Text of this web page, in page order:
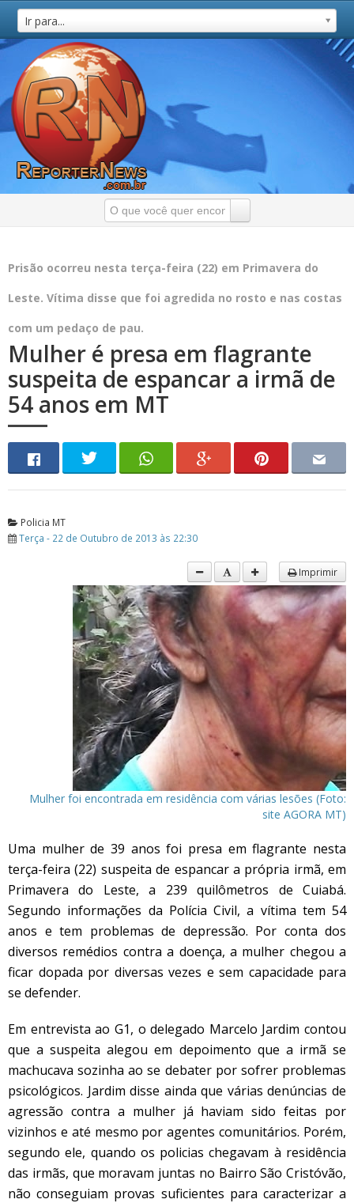
Ir para...
Prisão ocorreu nesta terça-feira (22) em Primavera do
Leste. Vítima disse que foi agredida no rosto e nas costas
com um pedaço de pau.
Mulher é presa em flagrante
suspeita de espancar a irmã de
54 anos em MT
Policia MT
Terça - 22 de Outubro de 2013 às 22:30
Imprimir
Mulher foi encontrada em residência com várias lesões (Foto:
site AGORA MT)
Uma mulher de 39 anos foi presa em flagrante nesta
terça-feira (22) suspeita de espancar a própria irmã, em
Primavera do Leste, a 239 quilômetros de Cuiabá.
Segundo informações da Polícia Civil, a vítima tem 54
anos e tem problemas de depressão. Por conta dos
diversos remédios contra a doença, a mulher chegou a
ficar dopada por diversas vezes e sem capacidade para
se defender.
Em entrevista ao G1, o delegado Marcelo Jardim contou
que a suspeita alegou em depoimento que a irmã se
machucava sozinha ao se debater por sofrer problemas
psicológicos. Jardim disse ainda que várias denúncias de
agressão contra a mulher já haviam sido feitas por
vizinhos e até mesmo por agentes comunitários. Porém,
segundo ele, quando os policias chegavam à residência
das irmãs, que moravam juntas no Bairro São Cristóvão,
não conseguiam provas suficientes para caracterizar a